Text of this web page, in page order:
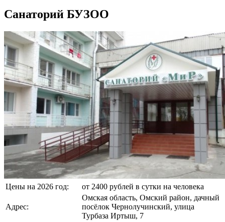
Санаторий БУЗОО
Цены на 2026 год: от 2400 рублей в сутки на человека
Адрес:
Омская область, Омский район, дачный
посёлок Чернолучинский, улица
Турбаза Иртыш, 7